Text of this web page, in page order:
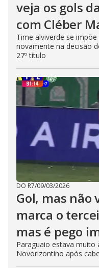
veja os gols
com Cléber
Time alviverde se
novamente na decisão
27º título
DO R7/09/03/2026
Gol, mas não
marca o
mas é pego
Paraguaio estava
Novorizontino após